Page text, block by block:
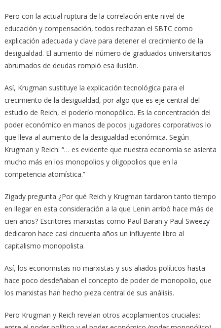
Pero con la actual ruptura de la correlación ente nivel de
educación y compensación, todos rechazan el SBTC como
explicación adecuada y clave para detener el crecimiento de la
desigualdad. El aumento del número de graduados universitarios
abrumados de deudas rompió esa ilusión.
Así, Krugman sustituye la explicación tecnológica para el
crecimiento de la desigualdad, por algo que es eje central del
estudio de Reich, el poderío monopólico. Es la concentración del
poder económico en manos de pocos jugadores corporativos lo
que lleva al aumento de la desigualdad económica. Según
Krugman y Reich: “… es evidente que nuestra economía se asienta
mucho más en los monopolios y oligopolios que en la
competencia atomística.”
Zigady pregunta ¿Por qué Reich y Krugman tardaron tanto tiempo
en llegar en esta consideración a la que Lenin arribó hace más de
cien años? Escritores marxistas como Paul Baran y Paul Sweezy
dedicaron hace casi cincuenta años un influyente libro al
capitalismo monopolista.
Así, los economistas no marxistas y sus aliados políticos hasta
hace poco desdeñaban el concepto de poder de monopolio, que
los marxistas han hecho pieza central de sus análisis.
Pero Krugman y Reich revelan otros acoplamientos cruciales: